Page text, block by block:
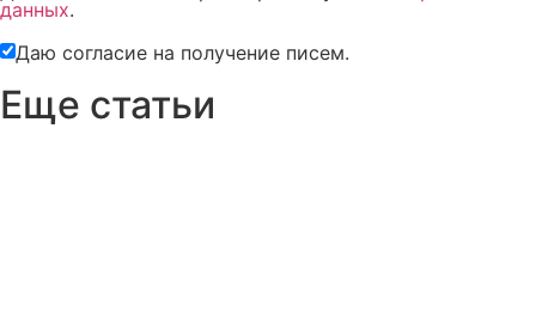
данных.
Даю согласие на получение писем.
Еще статьи